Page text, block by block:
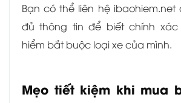
Bạn có thể liên hệ
đủ thông tin để biết chính
hiểm bắt buộc loại xe của mình.
Mẹo tiết kiệm khi mua